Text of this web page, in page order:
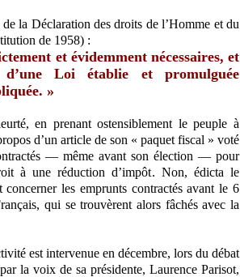
la Déclaration des droits de l’Homme et du
de 1958) :
et évidemment nécessaires, et
Loi établie et promulguée
»
en prenant ostensiblement le peuple à
d’un article de son « paquet fiscal » voté
— même avant son élection — pour
à une réduction d’impôt. Non, édicta le
les emprunts contractés avant le 6
qui se trouvèrent alors fâchés avec la
est intervenue en décembre, lors du débat
la voix de sa présidente, Laurence Parisot,